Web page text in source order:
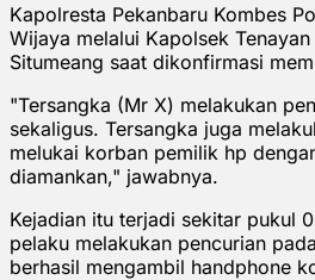
Kapolresta Pekanbaru Kombes
Wijaya melalui Kapolsek
Situmeang saat dikonfirmasi
"Tersangka (Mr X) melakukan
sekaligus. Tersangka juga
melukai korban pemilik hp
diamankan," jawabnya.
Kejadian itu terjadi sekitar pukul
pelaku melakukan pencurian
berhasil mengambil handphone